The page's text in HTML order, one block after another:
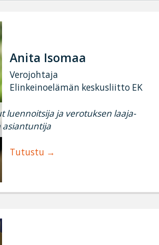
Anita Isomaa
Verojohtaja
Elinkeinoelämän keskusliitto EK
luennoitsija ja verotuksen laaja-
asiantuntija
Tutustu